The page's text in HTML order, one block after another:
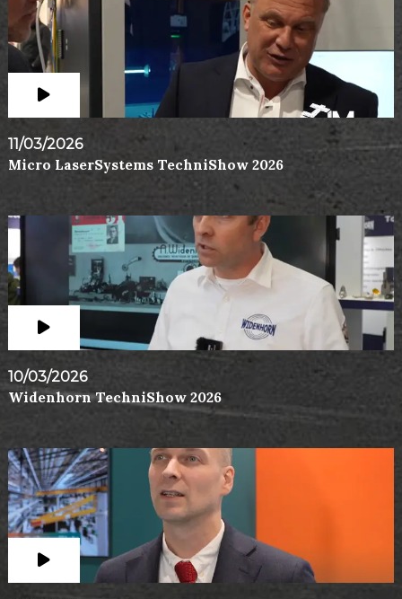
11/03/2026
Micro LaserSystems TechniShow 2026
10/03/2026
Widenhorn TechniShow 2026